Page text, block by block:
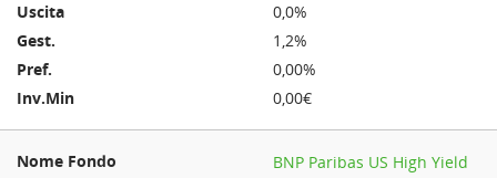
0,0%
1,2%
0,00%
0,00€
BNP Paribas US High Yield